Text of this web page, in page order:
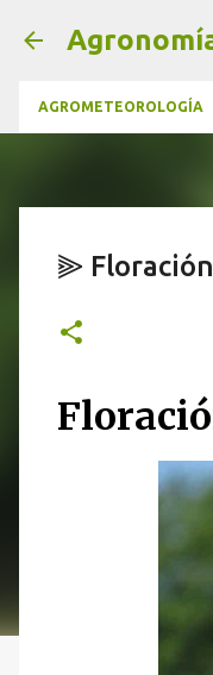
AGROMETEOROLOGÍA
⫸